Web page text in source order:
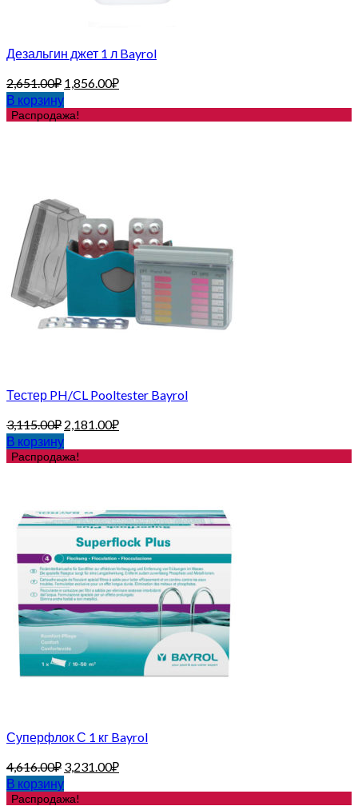
Дезальгин джет 1 л Bayrol
2,651.00₽ 1,856.00₽
В корзину
Распродажа!
Тестер PH/CL Pooltester Bayrol
3,115.00₽ 2,181.00₽
В корзину
Распродажа!
Суперфлок С 1 кг Bayrol
4,616.00₽ 3,231.00₽
В корзину
Распродажа!